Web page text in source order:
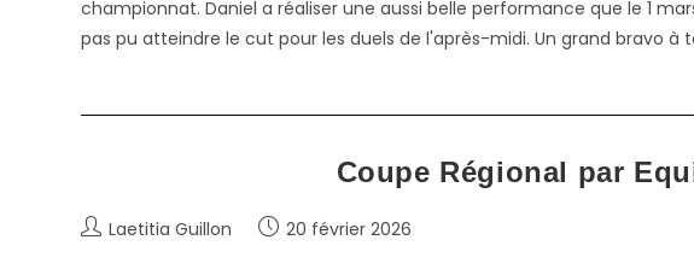
championnat. Daniel a réaliser une aussi belle performance que le 1
pas pu atteindre le cut pour les duels de l'après-midi. Un grand bravo à
Coupe Régional par
Auteur/autrice
Laetitia Guillon
Publication
20 février 2026